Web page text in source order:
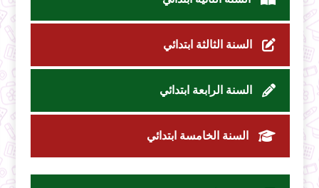
السنة الثالثة ابتدائي
السنة الرابعة ابتدائي
السنة الخامسة ابتدائي